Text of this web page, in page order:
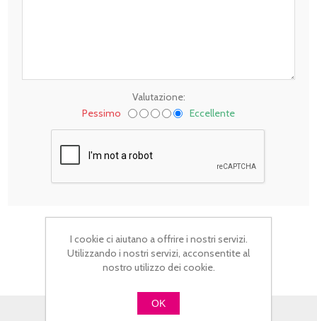
Valutazione:
Pessimo
Eccellente
I cookie ci aiutano a offrire i nostri servizi.
Utilizzando i nostri servizi, acconsentite al
nostro utilizzo dei cookie.
OK